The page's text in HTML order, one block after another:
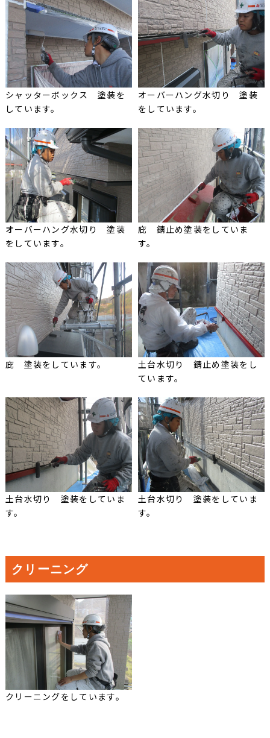
シャッターボックス 塗装を
しています。
オーバーハング水切り 塗装
をしています。
オーバーハング水切り 塗装
をしています。
庇 錆止め塗装をしていま
す。
庇 塗装をしています。
土台水切り 錆止め塗装をし
ています。
土台水切り 塗装をしていま
す。
土台水切り 塗装をしていま
す。
クリーニング
クリーニングをしています。